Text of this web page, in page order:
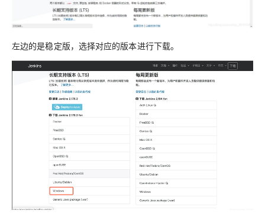
左边的是稳定版，选择对应的版本进行下载。